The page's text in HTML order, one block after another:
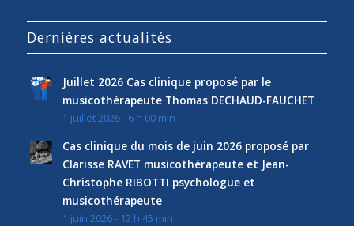
Dernières actualités
Juillet 2026 Cas clinique proposé par le
musicothérapeute Thomas DECHAUD-FAUCHET
1 juillet 2026 - 6 h 00 min
Cas clinique du mois de juin 2026 proposé par
Clarisse RAVET musicothérapeute et Jean-
Christophe RIBOTTI psychologue et
musicothérapeute
1 juin 2026 - 12 h 45 min